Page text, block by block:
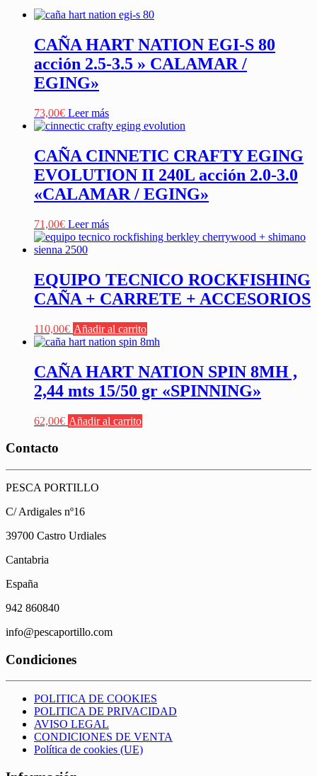
CAÑA HART NATION EGI-S 80
acción 2.5-3.5 » CALAMAR /
EGING»
73,00€ Leer más
CAÑA CINNETIC CRAFTY EGING
EVOLUTION II 240L acción 2.0-3.0
«CALAMAR / EGING»
71,00€ Leer más
EQUIPO TECNICO ROCKFISHING
CAÑA + CARRETE + ACCESORIOS
110,00€ Añadir al carrito
CAÑA HART NATION SPIN 8MH ,
2,44 mts 15/50 gr «SPINNING»
62,00€ Añadir al carrito
Contacto
PESCA PORTILLO
C/ Ardigales nº16
39700 Castro Urdiales
Cantabria
España
942 860840
info@pescaportillo.com
Condiciones
POLITICA DE COOKIES
POLITICA DE PRIVACIDAD
AVISO LEGAL
CONDICIONES DE VENTA
Política de cookies (UE)